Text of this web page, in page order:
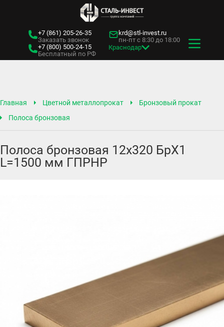
+7 (861) 205-26-35
Заказать звонок
+7 (800) 500-24-15
Бесплатный по РФ
krd@stl-invest.ru
пн-пт с 8:30 до 18:00
Краснодар
Главная Цветной металлопрокат
Бронзовый прокат
Полоса бронзовая
Полоса бронзовая 12х320 БрХ1
L=1500 мм ГПРНР